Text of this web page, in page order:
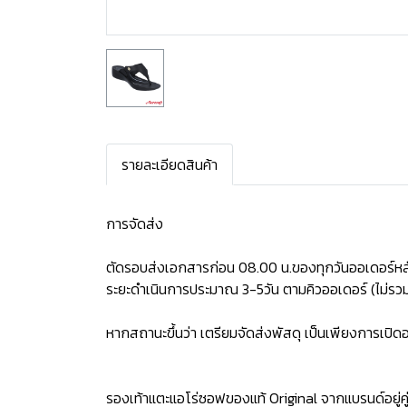
รายละเอียดสินค้า
การจัดส่ง
ตัดรอบส่งเอกสารก่อน 08.00 น.ของทุกวันออเดอร์ห
ระยะดำเนินการประมาณ 3-5วัน ตามคิวออเดอร์ (ไม่
หากสถานะขึ้นว่า เตรียมจัดส่งพัสดุ เป็นเพียงการเปิ
รองเท้าแตะแอโร่ซอฟของแท้ Original จากแบรนด์